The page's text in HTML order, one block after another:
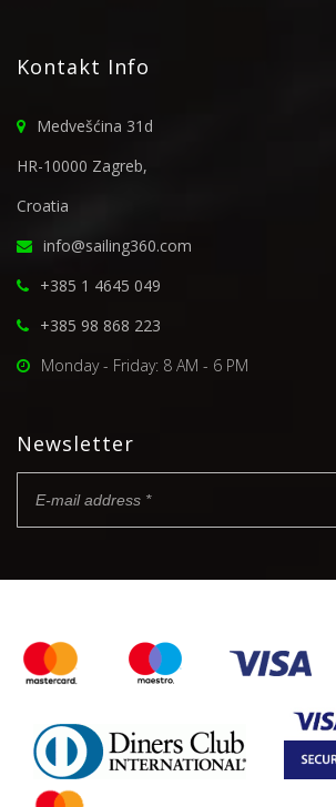
Kontakt Info
Medvešćina 31d
HR-10000 Zagreb,
Croatia
info@sailing360.com
+385 1 4645 049
+385 98 868 223
Monday - Friday: 8 AM - 6 PM
Newsletter